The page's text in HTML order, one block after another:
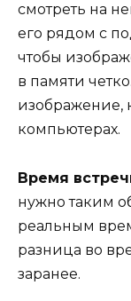
смотреть на
его рядом с
чтобы
в памяти
изображение,
компьютерах.
Время
нужно таким
реальным
разница во
заранее.